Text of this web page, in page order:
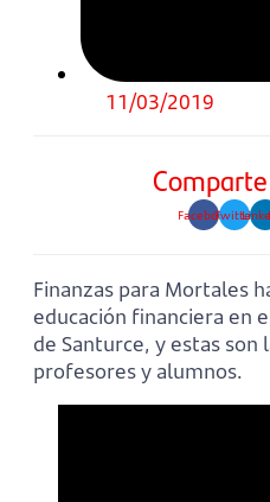
11/03/2019
FacebookTwitter
Finanzas para Mortales
educación financiera en
de Santurce, y estas son
profesores y alumnos.